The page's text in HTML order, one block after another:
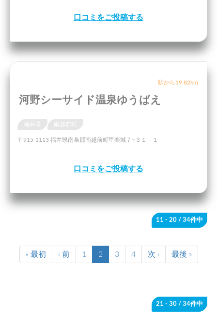
口コミをご投稿する
駅から19.82km
河野シーサイド温泉ゆうばえ
〒915-1113 福井県南条郡南越前町甲楽城７−３１－１
口コミをご投稿する
11 - 20 / 34件中
« 最初 ‹ 前 1 2 3 4 次 › 最後 »
21 - 30 / 34件中